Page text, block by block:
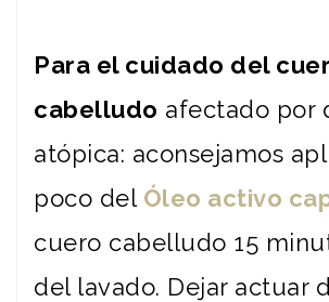
Para el cuidado del
cabelludo afectado por
atópica: aconsejamos
poco del Óleo activo
cuero cabelludo 15
del lavado. Dejar actuar